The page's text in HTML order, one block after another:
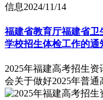
信息2024/11/14
福建省教育厅福建省卫
学校招生体检工作的通
2025年福建高考招生
会关于做好2025年普